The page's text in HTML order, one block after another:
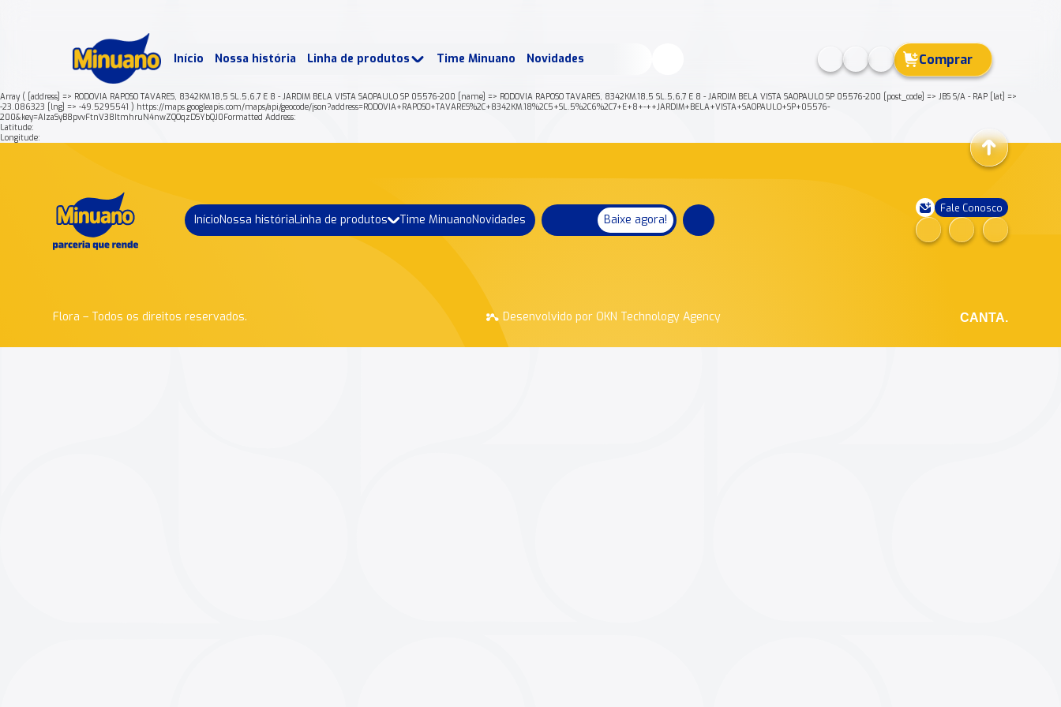
Início Nossa história Linha de produtos Time Minuano Novidades Comprar
Array ( [address] => RODOVIA RAPOSO TAVARES, 8342KM.18,5 SL.5,6,7 E 8 - JARDIM BELA VISTA SAOPAULO SP 05576-200 [name] => RODOVIA RAPOSO TAVARES, 8342KM.18,5 SL.5,6,7 E 8 - JARDIM BELA VISTA SAOPAULO SP 05576-200 [post_code] => JBS S/A - RAP [lat] =>
-23.086323 [lng] => -49.5295541 ) https://maps.googleapis.com/maps/api/geocode/json?address=RODOVIA+RAPOSO+TAVARES%2C+8342KM.18%2C5+SL.5%2C6%2C7+E+8+-++JARDIM+BELA+VISTA+SAOPAULO+SP+05576-
200&key=AIzaSyB8pvvFtnV38ItmhruN4nwZQOqzDSYbQJ0Formatted Address:
Latitude:
Longitude:
InícioNossa históriaLinha de produtos Time MinuanoNovidades Baixe agora!
Fale Conosco
Flora – Todos os direitos reservados. Desenvolvido por OKN Technology Agency CANTA.